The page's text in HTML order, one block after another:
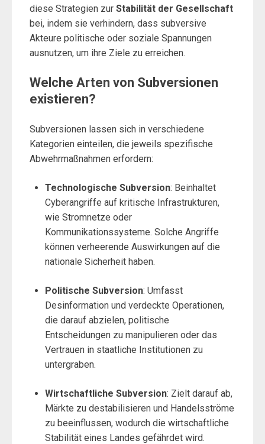
diese Strategien zur Stabilität der Gesellschaft
bei, indem sie verhindern, dass subversive
Akteure politische oder soziale Spannungen
ausnutzen, um ihre Ziele zu erreichen.
Welche Arten von Subversionen
existieren?
Subversionen lassen sich in verschiedene
Kategorien einteilen, die jeweils spezifische
Abwehrmaßnahmen erfordern:
Technologische Subversion: Beinhaltet
Cyberangriffe auf kritische Infrastrukturen,
wie Stromnetze oder
Kommunikationssysteme. Solche Angriffe
können verheerende Auswirkungen auf die
nationale Sicherheit haben.
Politische Subversion: Umfasst
Desinformation und verdeckte Operationen,
die darauf abzielen, politische
Entscheidungen zu manipulieren oder das
Vertrauen in staatliche Institutionen zu
untergraben.
Wirtschaftliche Subversion: Zielt darauf ab,
Märkte zu destabilisieren und Handelsströme
zu beeinflussen, wodurch die wirtschaftliche
Stabilität eines Landes gefährdet wird.